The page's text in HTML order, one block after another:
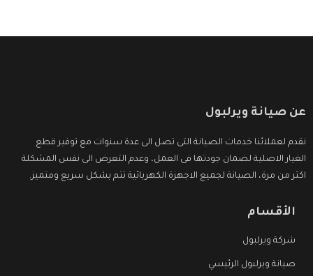
عن صيانة ويرلبول
نقدم لعملائنا خدمات الصيانة التى تصل الى عدة سنوات مع توفير قطع
الغيار الاصلية لضمان جودتها فى العمل، وعدم التعرض الى نفس المشكلة
اكثر من مرة، الصيانة لجميع الاجهزة الكهربائية تتم بشكل سريع ومتميز.
الأقسام
شركة ويرلبول
صيانة ويرلبول الرئيسي